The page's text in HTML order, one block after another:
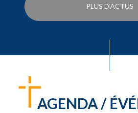
PLUS D'ACTUS
AGENDA /